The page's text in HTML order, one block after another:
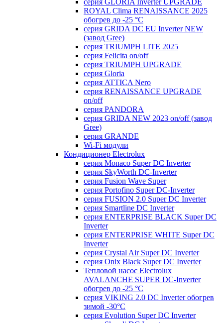
серия GLORIA Inverter UPGRADE
ROYAL Clima RENAISSANCE 2025
обогрев до -25 °С
серия GRIDA DC EU Inverter NEW
(завод Gree)
серия TRIUMPH LITE 2025
серия Felicita on/off
серия TRIUMPH UPGRADE
серия Gloria
серия ATTICA Nero
серия RENAISSANCE UPGRADE
on/off
серия PANDORA
серия GRIDA NEW 2023 on/off (завод
Gree)
серия GRANDE
Wi-Fi модули
Кондиционер Electrolux
серия Monaco Super DC Inverter
серия SkyWorth DC-Inverter
серия Fusion Wave Super
серия Portofino Super DC-Inverter
серия FUSION 2.0 Super DC Іnverter
серия Smartline DC Inverter
серия ENTERPRISE BLACK Super DC
Inverter
серия ENTERPRISE WHITE Super DC
Inverter
серия Crystal Air Super DC Inverter
серия Onix Black Super DC Inverter
Тепловой насос Electrolux
AVALANCHE SUPER DC-Inverter
обогрев до -25 °С
серия VIKING 2.0 DC Inverter обогрев
зимой -30°С
серия Evolution Super DC Inverter